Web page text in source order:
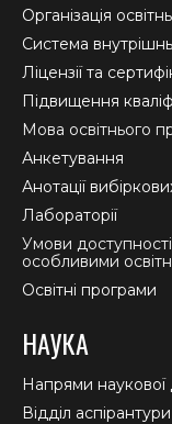
in
new
window
in
new
window
in
new
window
Організація
Система
Ліцензії та
Підвищення
Мова освітнього
Анкетування
Анотації
Лабораторії
Умови
особливими
Освітні програми
НАУКА
Напрями наукової
Відділ